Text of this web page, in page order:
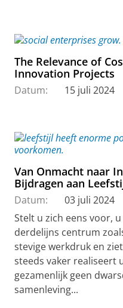
The Relevance of
Innovation Projects
Datum: 15 juli 2024
Van Onmacht naar
Bijdragen aan
Datum:
03 juli 2024
Stelt u zich eens voor,
derdelijns centrum
stevige werkdruk en
steeds vaker realiseert
gezamenlijk geen
samenleving...